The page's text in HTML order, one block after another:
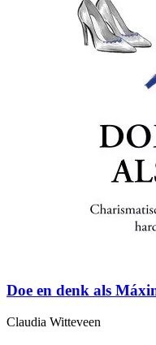
Doe en denk als
Claudia Witteveen